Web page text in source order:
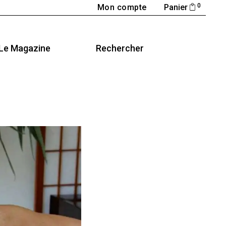
Mon compte Panier 0
Magazine Rechercher